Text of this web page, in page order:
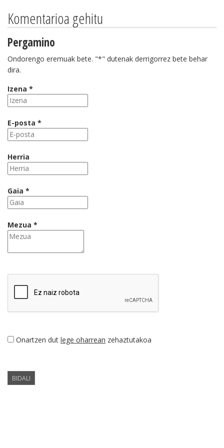
Komentarioa gehitu
Pergamino
Ondorengo eremuak bete. "*" dutenak derrigorrez bete behar
dira.
Izena *
E-posta *
Herria
Gaia *
Mezua *
Onartzen dut lege oharrean zehaztutakoa
BIDALI